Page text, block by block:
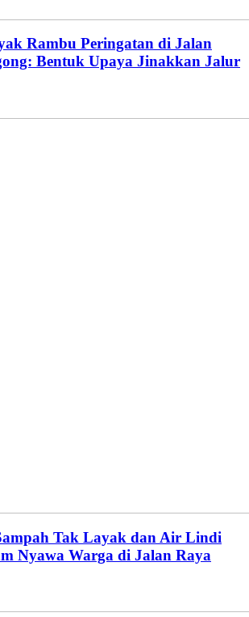
Rambu Peringatan di Jalan
Bentuk Upaya Jinakkan Jalur
Tak Layak dan Air Lindi
Nyawa Warga di Jalan Raya